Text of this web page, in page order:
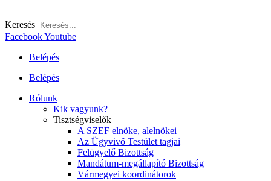
Keresés
FacebookYoutube
Belépés
Belépés
Rólunk
Kik vagyunk?
Tisztségviselők
A SZEF elnöke, alelnökei
Az Ügyvivő Testület tagjai
Felügyelő Bizottság
Mandátum-megállapító Bizottság
Vármegyei koordinátorok